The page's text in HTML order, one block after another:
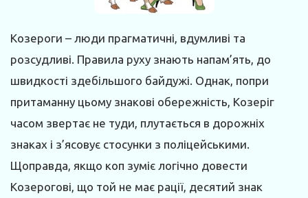
Козероги – люди прагматичні, вдумливі та
розсудливі. Правила руху знають напам’ять, до
швидкості здебільшого байдужі. Однак, попри
притаманну цьому знакові обережність, Козеріг
часом звертає не туди, плутається в дорожніх
знаках і з’ясовує стосунки з поліцейськими.
Щоправда, якщо коп зуміє логічно довести
Козерогові, що той не має рації, десятий знак